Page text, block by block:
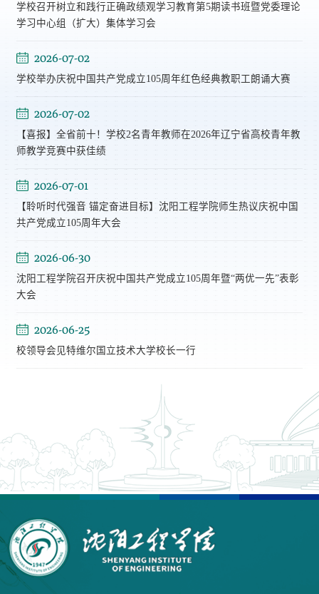
学校召开树立和践行正确政绩观学习教育第5期读书班暨党委理论
学习中心组（扩大）集体学习会
2026-07-02
学校举办庆祝中国共产党成立105周年红色经典教职工朗诵大赛
2026-07-02
【喜报】全省前十！学校2名青年教师在2026年辽宁省高校青年教
师教学竞赛中获佳绩
2026-07-01
【聆听时代强音 锚定奋进目标】沈阳工程学院师生热议庆祝中国
共产党成立105周年大会
2026-06-30
沈阳工程学院召开庆祝中国共产党成立105周年暨“两优一先”表彰
大会
2026-06-25
校领导会见特维尔国立技术大学校长一行